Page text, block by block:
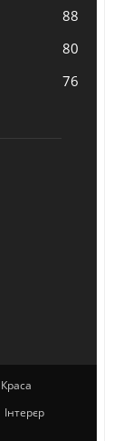
88
80
76
Краса
Інтерєр